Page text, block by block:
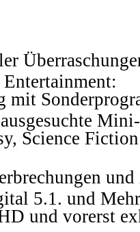
Science
5.1. und
und vorerst